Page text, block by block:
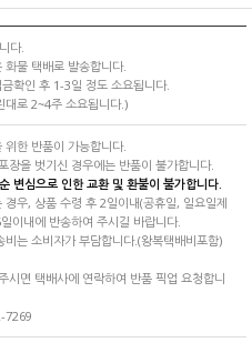
다.
화물 택배로 발송합니다.
확인 후 1-3일 정도 소요됩니다.
대로 2~4주 소요됩니다.)
한 반품이 가능합니다.
장을 벗기신 경우에는 반품이 불가합니다.
변심으로 인한 교환 및 환불이 불가합니다.
경우, 상품 수령 후 2일이내(공휴일, 일요일제
이내에 반송하여 주시길 바랍니다.
는 소비자가 부담합니다.(왕복택배비포함)
시면 택배사에 연락하여 반품 픽업 요청합니
7269